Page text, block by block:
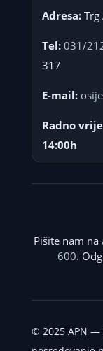
Adresa:Trg
Tel: 031/
317
E-mail:
Radno
14:00h
Pišite nam na
600.
© 2025APN —